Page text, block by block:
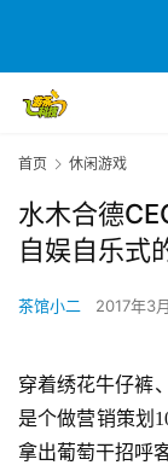
首页 休闲游戏
水木合德
自娱自乐式
茶馆小二 2017年3
穿着绣花牛仔裤
是个做营销策划
拿出葡萄干招呼